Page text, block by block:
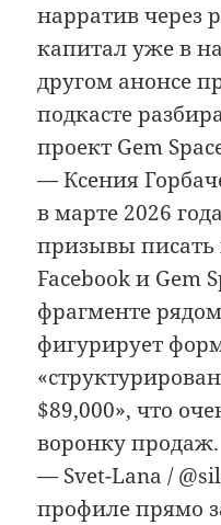
нарратив через
капитал уже в
другом анонсе
подкасте
проект Gem
— Ксения
в марте 2026
призывы писать
Facebook и Gem
фрагменте
фигурирует
$89,000», что
воронку продаж.
— Svet-Lana /
профиле прямо